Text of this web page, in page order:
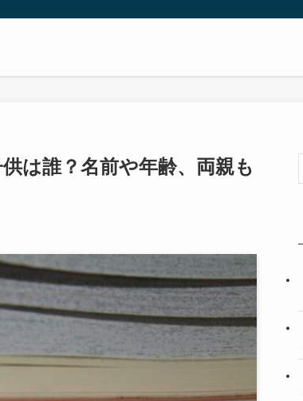
は誰？名前や年齢、両親も